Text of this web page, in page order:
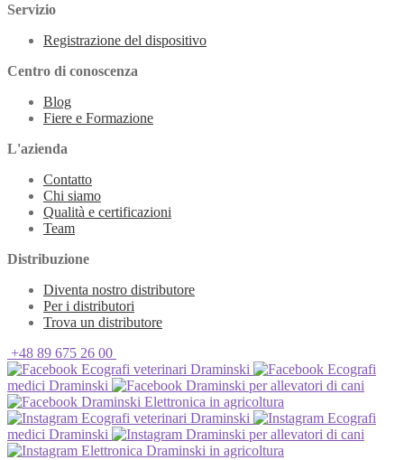
Servizio
Registrazione del dispositivo
Centro di conoscenza
Blog
Fiere e Formazione
L'azienda
Contatto
Chi siamo
Qualità e certificazioni
Team
Distribuzione
Diventa nostro distributore
Per i distributori
Trova un distributore
+48 89 675 26 00
Ecografi veterinari Draminski
Ecografi
medici Draminski
Draminski per allevatori di cani
Draminski Elettronica in agricoltura
Ecografi veterinari Draminski
Ecografi
medici Draminski
Draminski per allevatori di cani
Elettronica Draminski in agricoltura